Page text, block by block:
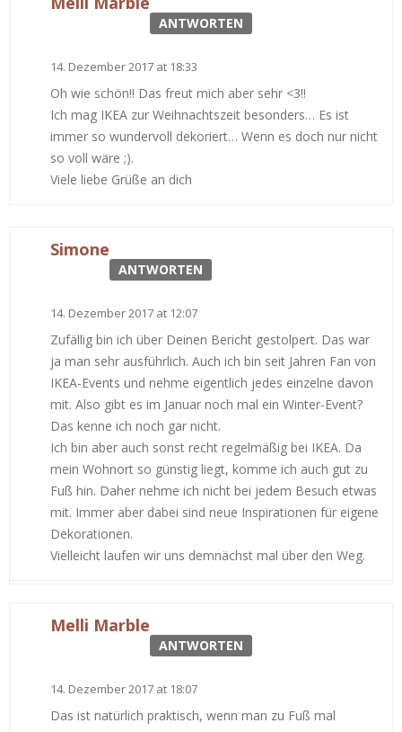
ANTWORTEN
14. Dezember 2017 at 18:33
Oh wie schön!! Das freut mich aber sehr <3!!
Ich mag IKEA zur Weihnachtszeit besonders… Es ist
immer so wundervoll dekoriert… Wenn es doch nur nicht
so voll wäre ;).
Viele liebe Grüße an dich
Simone
ANTWORTEN
14. Dezember 2017 at 12:07
Zufällig bin ich über Deinen Bericht gestolpert. Das war
ja man sehr ausführlich. Auch ich bin seit Jahren Fan von
IKEA-Events und nehme eigentlich jedes einzelne davon
mit. Also gibt es im Januar noch mal ein Winter-Event?
Das kenne ich noch gar nicht.
Ich bin aber auch sonst recht regelmäßig bei IKEA. Da
mein Wohnort so günstig liegt, komme ich auch gut zu
Fuß hin. Daher nehme ich nicht bei jedem Besuch etwas
mit. Immer aber dabei sind neue Inspirationen für eigene
Dekorationen.
Vielleicht laufen wir uns demnächst mal über den Weg.
Melli Marble
ANTWORTEN
14. Dezember 2017 at 18:07
Das ist natürlich praktisch, wenn man zu Fuß mal